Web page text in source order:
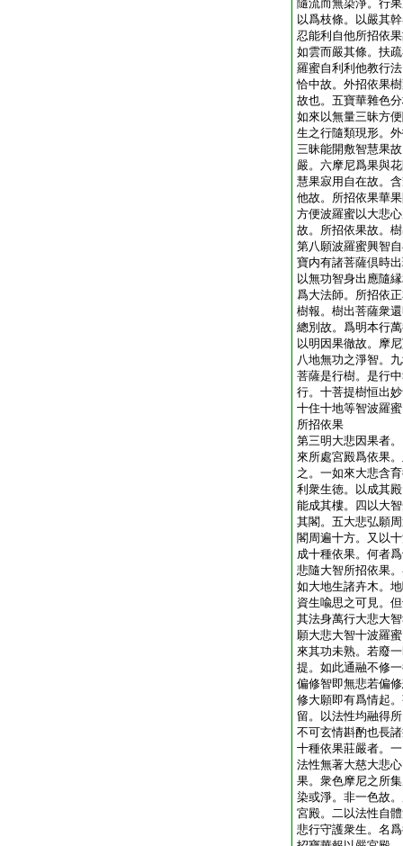
隨流而無染淨。行
以爲枝條。以嚴其
忍能利自他所招依
如雲而嚴其條。扶
羅蜜自利利他教行
恰中故。外招依果
故也。五寶華雜色
如來以無量三昧方
生之行隨類現形。
三昧能開敷智慧果
嚴。六摩尼爲果與
慧果寂用自在故。
他故。所招依果華
方便波羅蜜以大悲
故。所招依果故。
第八願波羅蜜興智
寶内有諸菩薩倶時
以無功智身出應隨
爲大法師。所招依
樹報。樹出菩薩衆
總別故。爲明本行
以明因果徹故。摩
八地無功之淨智。
菩薩是行樹。是行
行。十菩提樹恒出
十住十地等智波羅
所招依果
第三明大悲因果者
來所處宮殿爲依果
之。一如來大悲含
利衆生徳。以成其
能成其樓。四以大
其閣。五大悲弘願
閣周遍十方。又以
成十種依果。何者
悲隨大智所招依果
如大地生諸卉木。
資生喩思之可見。
其法身萬行大悲大
願大悲大智十波羅
來其功未熟。若廢
提。如此通融不修
偏修智即無悲若偏
修大願即有爲情起
留。以法性均融得
不可玄情斟酌也長
十種依果莊嚴者。
法性無著大慈大悲
果。衆色摩尼之所
染或淨。非一色故
宮殿。二以法性自
悲行守護衆生。名